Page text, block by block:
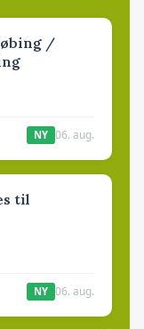
/
NY 06. aug.
til
NY 06. aug.